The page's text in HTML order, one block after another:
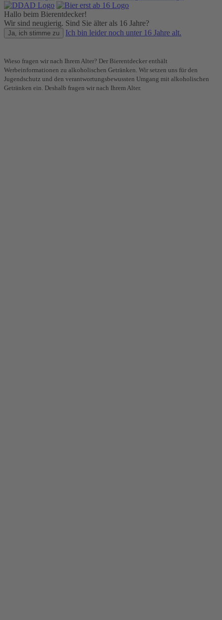
Hallo beim Bierentdecker!
Wir sind neugierig. Sind Sie älter als 16 Jahre?
Ja, ich stimme zu Ich bin leider noch unter 16 Jahre alt.
Wieso fragen wir nach Ihrem Alter? Der Bierentdecker enthält
Werbeinformationen zu alkoholischen Getränken. Wir setzen uns für den
Jugendschutz und den verantwortungsbewussten Umgang mit alkoholischen
Getränken ein. Deshalb fragen wir nach Ihrem Alter.